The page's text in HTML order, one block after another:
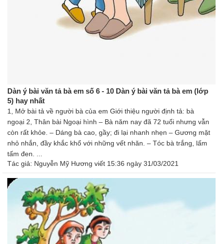
Dàn ý bài văn tả bà em số 6 - 10 Dàn ý bài văn tả bà em (lớp
5) hay nhất
1, Mở bài tả về người bà của em Giới thiệu người định tả: bà
ngoại 2, Thân bài Ngoại hình – Bà năm nay đã 72 tuổi nhưng vẫn
còn rất khỏe. – Dáng bà cao, gầy; đi lại nhanh nhẹn – Gương mặt
nhỏ nhắn, đầy khắc khổ với những vết nhăn. – Tóc bà trắng, lấm
tấm đen. ...
Tác giả: Nguyễn Mỹ Hương viết 15:36 ngày 31/03/2021